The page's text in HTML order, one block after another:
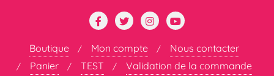
Boutique Mon compte
Nous contacter
Panier
TEST Validation de la commande